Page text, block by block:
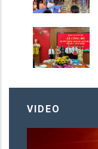
VIDEO